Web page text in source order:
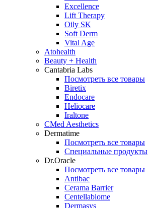
Excellence
Lift Therapy
Oily SK
Soft Derm
Vital Age
Atohealth
Beauty + Health
Cantabria Labs
Посмотреть все товары
Biretix
Endocare
Heliocare
Iraltone
CMed Aesthetics
Dermatime
Посмотреть все товары
Специальные продукты
Dr.Oracle
Посмотреть все товары
Antibac
Cerama Barrier
Centellabiome
Dermasys